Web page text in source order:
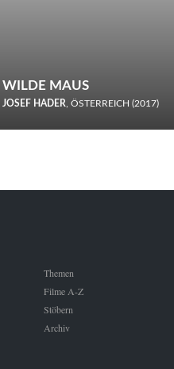
WILDE MAUS
JOSEF HADER, ÖSTERREICH (2017)
Schnee.
Themen
Filme A-Z
Stöbern
Archiv